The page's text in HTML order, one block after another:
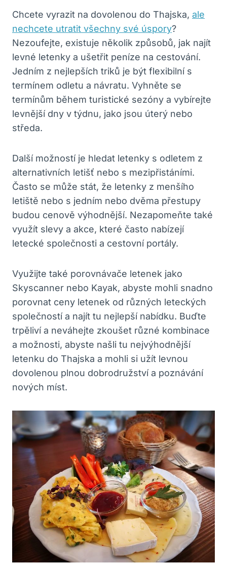
Chcete⁢ vyrazit⁤ na ⁤dovolenou do Thajska, ale
nechcete utratit všechny své úspory?
Nezoufejte, existuje několik způsobů, jak najít
levné letenky⁣ a ušetřit‍ peníze na cestování.
Jedním z nejlepších triků je být ‍flexibilní⁣ s
termínem odletu a návratu. Vyhněte se
termínům během ‍turistické sezóny a vybírejte
levnější ‍dny v týdnu, jako jsou úterý‌ nebo
středa.
Další možností je hledat letenky s⁤ odletem z
alternativních letišť nebo s⁢ mezipřistáními.
Často se může stát, že letenky z menšího
letiště nebo s ⁤jedním nebo dvěma přestupy
budou ‍cenově výhodnější. ​Nezapomeňte také
⁢využít slevy a akce, které často nabízejí
letecké společnosti ​a cestovní portály.
Využijte také porovnávače ⁤letenek jako
Skyscanner nebo Kayak, abyste mohli snadno
porovnat ceny letenek od různých leteckých
společností ⁤a najít ‌tu nejlepší ‌nabídku. Buďte
trpěliví‍ a ⁤neváhejte zkoušet ‌různé kombinace
a možnosti,⁣ abyste ⁣našli tu nejvýhodnější
letenku⁢ do Thajska‌ a mohli si‍ užít levnou
dovolenou plnou dobrodružství a poznávání
nových míst.